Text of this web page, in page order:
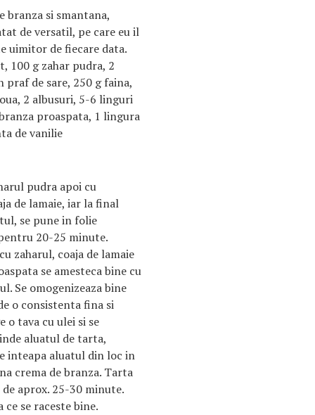
branza si smantana,
de versatil, pe care eu il
uimitor de fiecare data.
100 g zahar pudra, 2
de sare, 250 g faina,
2 albusuri, 5-6 linguri
proaspata, 1 lingura
de vanilie
pudra apoi cu
de lamaie, iar la final
se pune in folie
20-25 minute.
zaharul, coaja de lamaie
se amesteca bine cu
Se omogenizeaza bine
o consistenta fina si
o tava cu ulei si se
aluatul de tarta,
inteapa aluatul din loc in
crema de branza. Tarta
aprox. 25-30 minute.
ce se raceste bine.